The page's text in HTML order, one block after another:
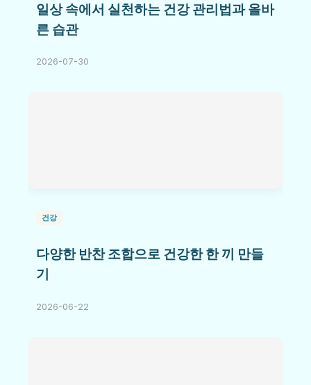
일상 속에서 실천하는 건강 관리법과 올바
른 습관
2026-07-30
건강
다양한 반찬 조합으로 건강한 한 끼 만들
기
2026-06-22